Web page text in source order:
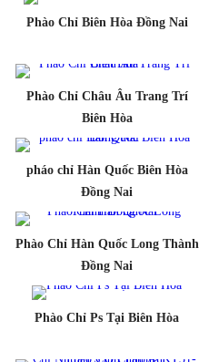
Phào Chỉ Biên Hòa Đồng Nai
Phào Chỉ Châu Âu Trang Trí
Biên Hòa
pháo chỉ Hàn Quốc Biên Hòa
Đồng Nai
Phào Chỉ Hàn Quốc Long Thành
Đồng Nai
Phào Chỉ Ps Tại Biên Hòa